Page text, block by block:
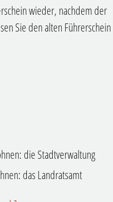
wieder, nachdem der
Sie den alten
die Stadtverwaltung
das Landratsamt